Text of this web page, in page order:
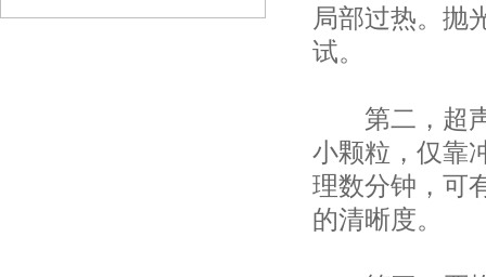
局部过热。抛
试。
第二，超声
小颗粒，仅靠
理数分钟，可
的清晰度。